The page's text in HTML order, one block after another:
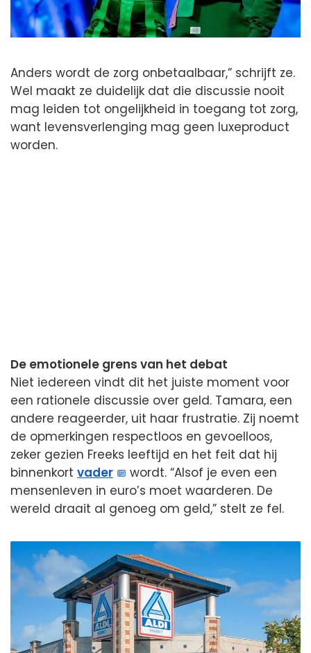
Anders wordt de zorg onbetaalbaar,” schrijft ze.
Wel maakt ze duidelijk dat die discussie nooit
mag leiden tot ongelijkheid in toegang tot zorg,
want levensverlenging mag geen luxeproduct
worden.
De emotionele grens van het debat
Niet iedereen vindt dit het juiste moment voor
een rationele discussie over geld. Tamara, een
andere reageerder, uit haar frustratie. Zij noemt
de opmerkingen respectloos en gevoelloos,
zeker gezien Freeks leeftijd en het feit dat hij
binnenkort vader
wordt. “Alsof je even een
mensenleven in euro’s moet waarderen. De
wereld draait al genoeg om geld,” stelt ze fel.